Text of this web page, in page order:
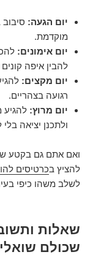
יום הגעה:
מוקדמת.
יום אימונים:
להבין איפה
יום מקצים:
רגועה בצהריים.
יום מרוץ: להגיע
ולתכנן יציאה
ואם אתם גם בקטע
להציץ בכרטיסים
לשלב משהו כיפי
שאלות
שכולם